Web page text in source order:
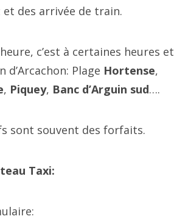
des arrivée de train.
c’est à certaines heures et
Plage Hortense,
, Piquey, Banc d’Arguin sud….
sont souvent des forfaits.
Taxi: